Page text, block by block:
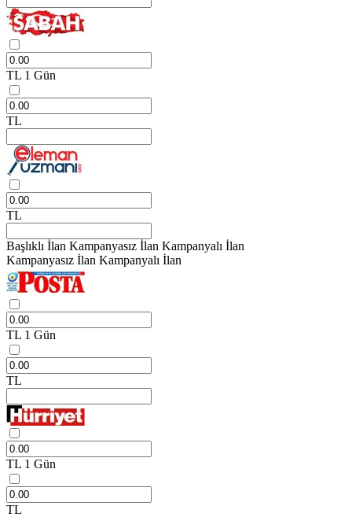
TL 1 Gün
TL
TL
Başlıklı İlan Kampanyasız İlan Kampanyalı İlan
Kampanyasız İlan Kampanyalı İlan
TL 1 Gün
TL
TL 1 Gün
TL